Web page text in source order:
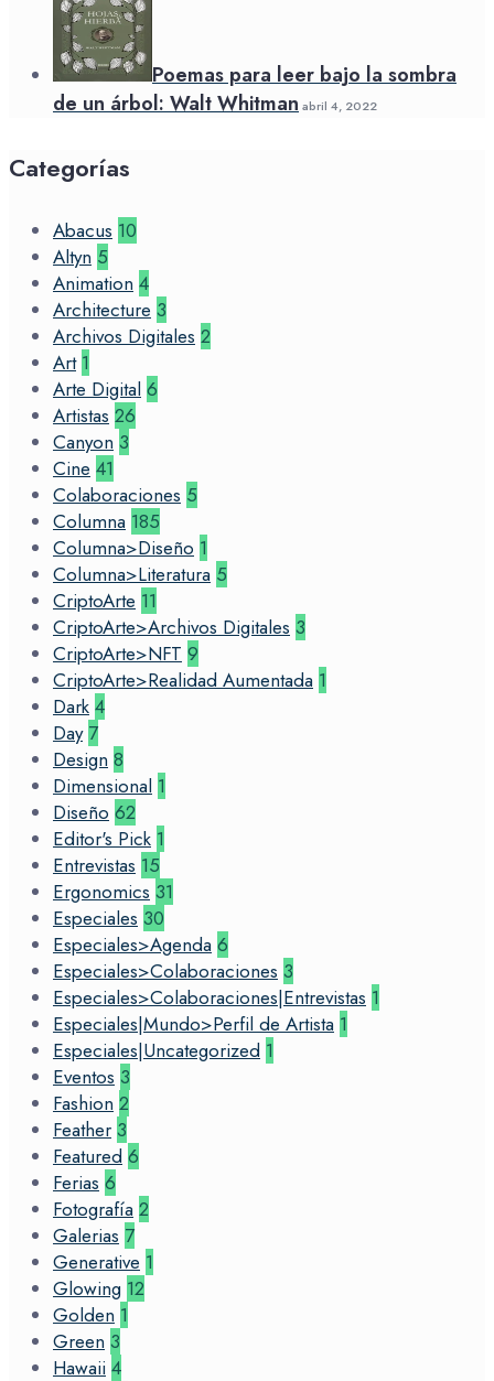
Poemas para leer bajo la sombra
de un árbol: Walt Whitman abril 4, 2022
Categorías
Abacus 10
Altyn 5
Animation 4
Architecture 3
Archivos Digitales 2
Art 1
Arte Digital 6
Artistas 26
Canyon 3
Cine 41
Colaboraciones 5
Columna 185
Columna>Diseño 1
Columna>Literatura 5
CriptoArte 11
CriptoArte>Archivos Digitales 3
CriptoArte>NFT 9
CriptoArte>Realidad Aumentada 1
Dark 4
Day 7
Design 8
Dimensional 1
Diseño 62
Editor's Pick 1
Entrevistas 15
Ergonomics 31
Especiales 30
Especiales>Agenda 6
Especiales>Colaboraciones 3
Especiales>Colaboraciones|Entrevistas 1
Especiales|Mundo>Perfil de Artista 1
Especiales|Uncategorized 1
Eventos 3
Fashion 2
Feather 3
Featured 6
Ferias 6
Fotografía 2
Galerias 7
Generative 1
Glowing 12
Golden 1
Green 3
Hawaii 4